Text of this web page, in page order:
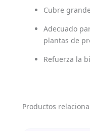
Cubre
Adecuado
plantas de
Refuerza la
Productos